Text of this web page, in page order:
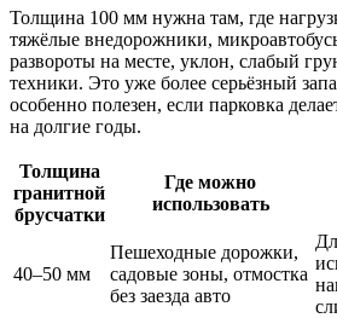
Толщина 100 мм нужна там, где
тяжёлые внедорожники,
развороты на месте, уклон, слабый
техники. Это уже более серьёзный
особенно полезен, если парковка
на долгие годы.
Толщина
гранитной
брусчатки
Где можно
использовать
40–50 мм
Пешеходные дорожки,
садовые зоны, отмостка
без заезда авто